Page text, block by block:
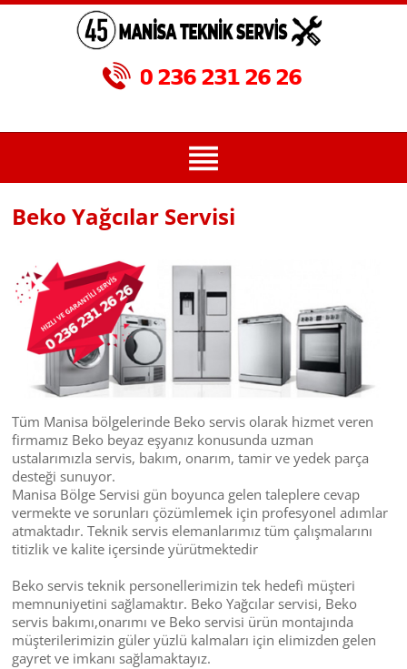
Beko Yağcılar Servisi
Tüm Manisa bölgelerinde Beko servis olarak hizmet veren
firmamız Beko beyaz eşyanız konusunda uzman
ustalarımızla servis, bakım, onarım, tamir ve yedek parça
desteği sunuyor.
Manisa Bölge Servisi gün boyunca gelen taleplere cevap
vermekte ve sorunları çözümlemek için profesyonel adımlar
atmaktadır. Teknik servis elemanlarımız tüm çalışmalarını
titizlik ve kalite içersinde yürütmektedir
Beko servis teknik personellerimizin tek hedefi müşteri
memnuniyetini sağlamaktır. Beko Yağcılar servisi, Beko
servis bakımı,onarımı ve Beko servisi ürün montajında
müşterilerimizin güler yüzlü kalmaları için elimizden gelen
gayret ve imkanı sağlamaktayız.